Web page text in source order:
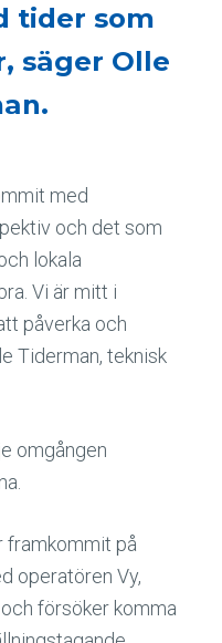
tider som
säger Olle
med
och det som
lokala
Vi är mitt i
påverka och
Tiderman, teknisk
omgången
framkommit på
operatören Vy,
försöker komma